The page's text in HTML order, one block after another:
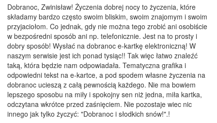
Dobranoc, Zwinisław! Życzenia dobrej nocy to życzenia, które
składamy bardzo często swoim bliskim, swoim znajomym i swoim
przyjaciołom. Co jednak, gdy nie można tego zrobić ani osobiście
w bezpośredni sposób ani np. telefonicznie. Jest na to prosty i
dobry sposób! Wysłać na dobranoc e-kartkę elektroniczną! W
naszym serwisie jest ich ponad tysiąc!! Tak więc łatwo znaleźć
taką, która będzie nam odpowiadała. Tematyczna grafika i
odpowiedni tekst na e-kartce, a pod spodem własne życzenia na
dobranoc ucieszą z całą pewnością każdego. Nie ma bowiem
lepszego sposobu na miły i spokojny sen niż jedna, miła kartka,
odczytana wkrótce przed zaśnięciem. Nie pozostaje wiec nic
innego jak tylko życzyć: "Dobranoc i słodkich snów!".!